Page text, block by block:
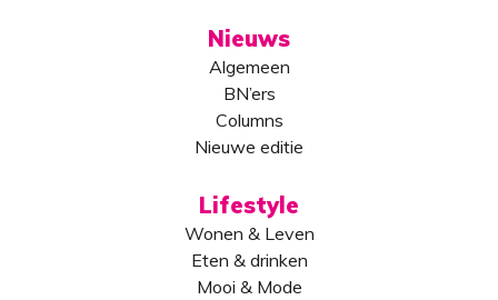
Nieuws
Algemeen
BN’ers
Columns
Nieuwe editie
Lifestyle
Wonen & Leven
Eten & drinken
Mooi & Mode